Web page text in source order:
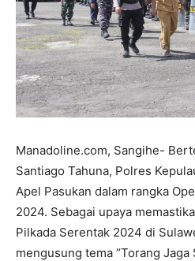
Manadoline.com, Sangihe-
Santiago Tahuna, Polres
Apel Pasukan dalam rangka
2024. Sebagai upaya
Pilkada Serentak 2024 di
mengusung tema “Torang